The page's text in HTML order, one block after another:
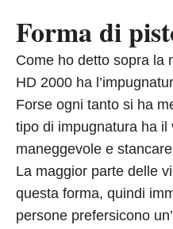
Forma di
Come ho detto sopra la
HD 2000 ha
Forse ogni tanto si ha
tipo di impugnatura ha
maneggevole e
La maggior parte delle
questa forma, quindi
persone prefersicono